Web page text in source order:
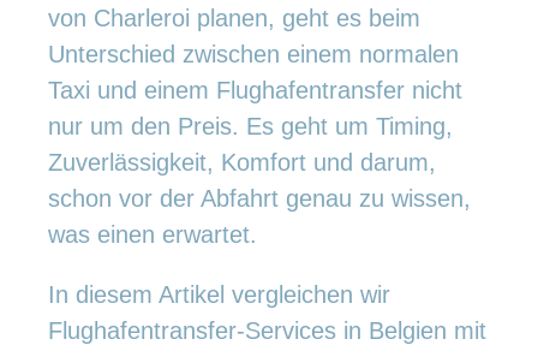
von Charleroi planen, geht es beim
Unterschied zwischen einem normalen
Taxi und einem Flughafentransfer nicht
nur um den Preis. Es geht um Timing,
Zuverlässigkeit, Komfort und darum,
schon vor der Abfahrt genau zu wissen,
was einen erwartet.
In diesem Artikel vergleichen wir
Flughafentransfer-Services in Belgien mit